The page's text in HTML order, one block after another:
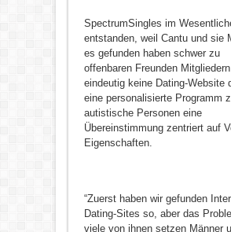
SpectrumSingles im
entstanden, weil Cantu und sie
es gefunden haben schwer zu
offenbaren Freunden
eindeutig keine Dating-Website
eine personalisierte Programm
autistische Personen eine
Übereinstimmung zentriert auf
Eigenschaften.
“Zuerst haben wir gefunden
Dating-Sites so, aber das
viele von ihnen setzen Männer